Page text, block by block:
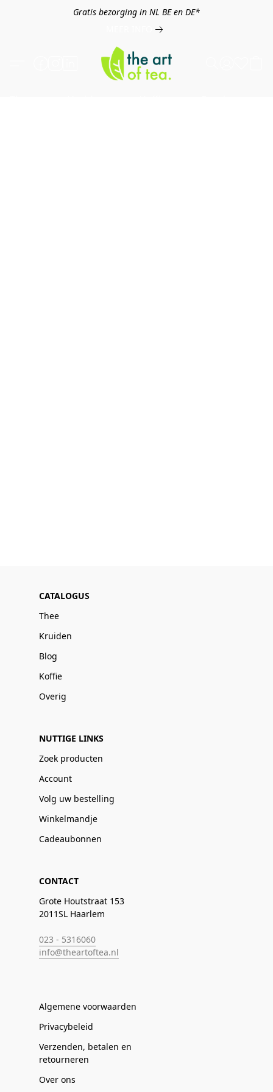
Gratis bezorging in NL BE en DE*
CATALOGUS
Thee
Kruiden
Blog
Koffie
Overig
NUTTIGE LINKS
Zoek producten
Account
Volg uw bestelling
Winkelmandje
Cadeaubonnen
CONTACT
Grote Houtstraat 153
2011SL Haarlem
023 - 5316060
info@theartoftea.nl
Algemene voorwaarden
Privacybeleid
Verzenden, betalen en
retourneren
Over ons